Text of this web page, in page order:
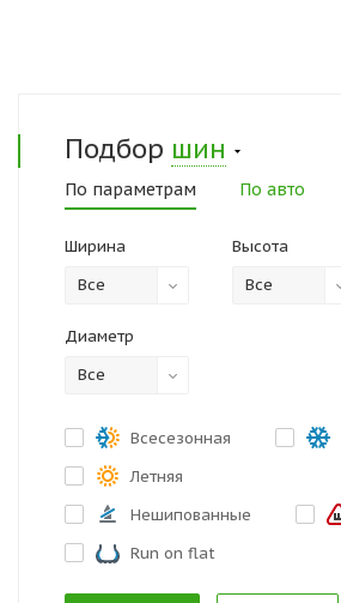
Подбор шин
По параметрам По авто
Ширина
Все
Высота
Все
Диаметр
Все
Всесезонная
Летняя
Нешипованные
Run on flat